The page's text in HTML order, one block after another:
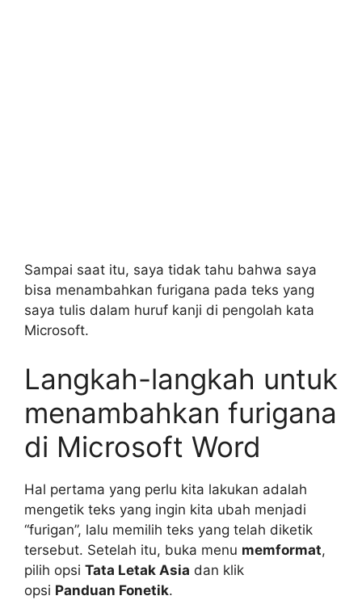
Sampai saat itu, saya tidak tahu bahwa saya
bisa menambahkan furigana pada teks yang
saya tulis dalam huruf kanji di pengolah kata
Microsoft.
Langkah-langkah untuk
menambahkan furigana
di Microsoft Word
Hal pertama yang perlu kita lakukan adalah
mengetik teks yang ingin kita ubah menjadi
“furigan”, lalu memilih teks yang telah diketik
tersebut. Setelah itu, buka menu memformat,
pilih opsi Tata Letak Asia dan klik
opsi Panduan Fonetik.